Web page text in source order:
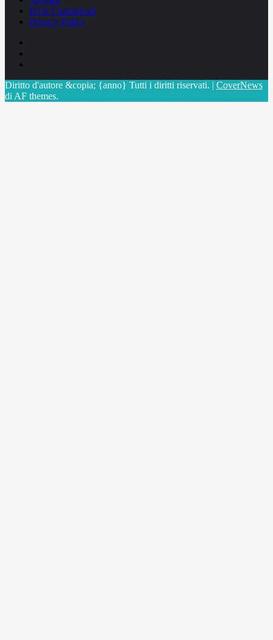
Invia Comunicati
Privacy Policy
Diritto d'autore &copia; {anno} Tutti i diritti riservati. | CoverNews
di AF themes.